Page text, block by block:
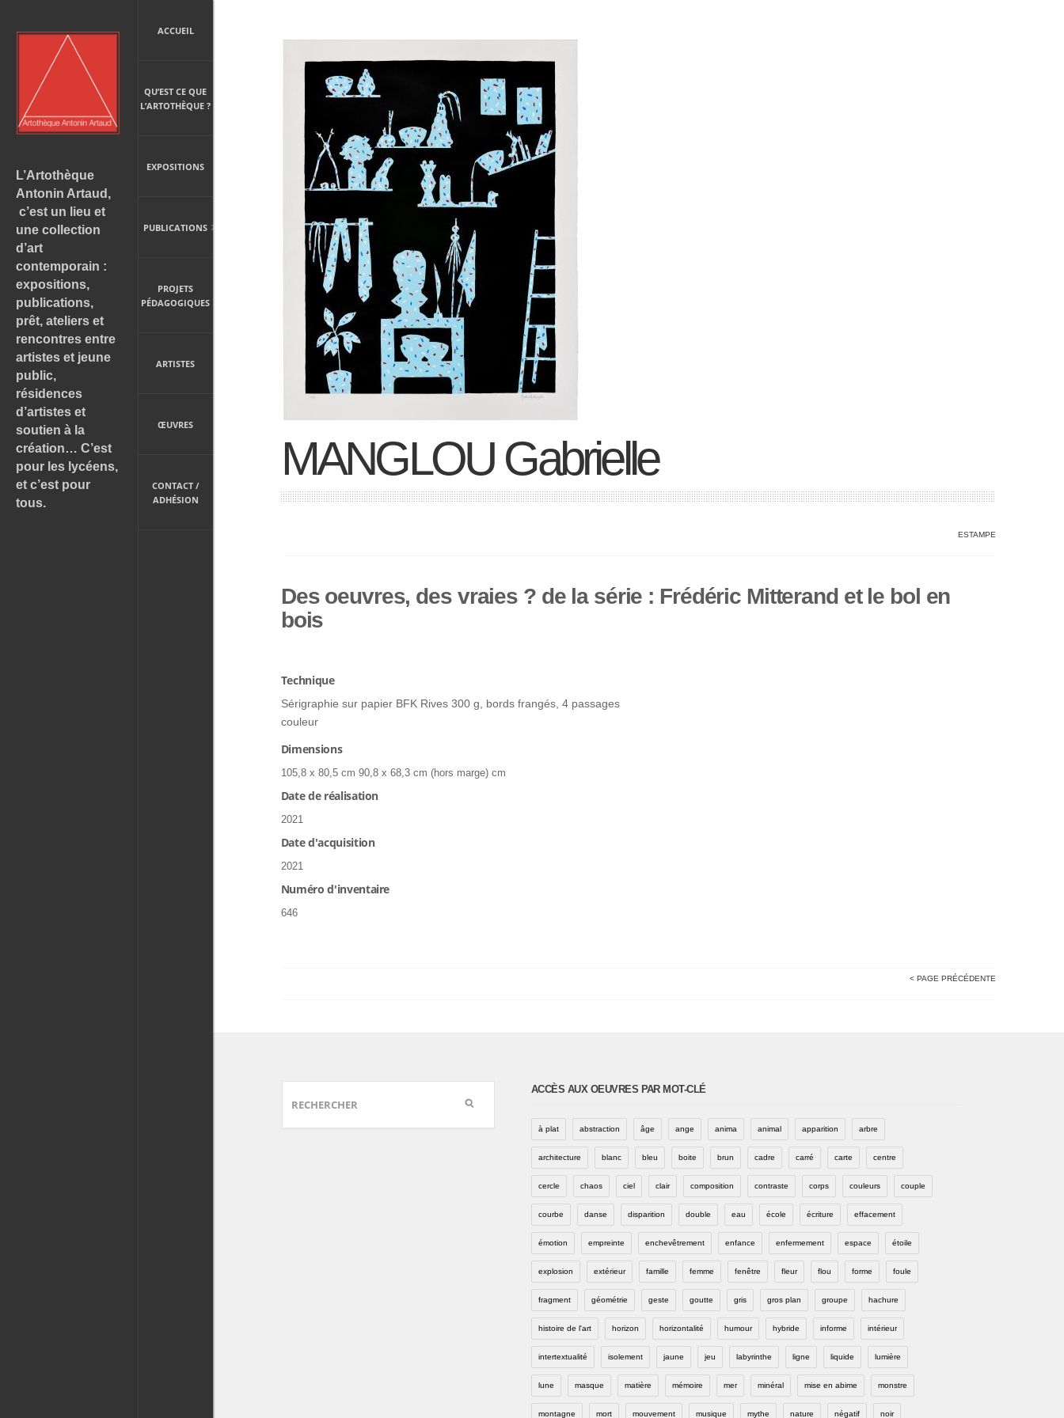
ACCUEIL
QU’EST CE QUE
L’ARTOTHÈQUE ?
EXPOSITIONS
PUBLICATIONS
PROJETS
PÉDAGOGIQUES
ARTISTES
ŒUVRES
CONTACT /
ADHÉSION
L’Artothèque
Antonin Artaud,
c’est un lieu et
une collection
d’art
contemporain :
expositions,
publications,
prêt, ateliers et
rencontres entre
artistes et jeune
public,
résidences
d’artistes et
soutien à la
création… C’est
pour les lycéens,
et c’est pour
tous.
MANGLOU Gabrielle
ESTAMPE
Des oeuvres, des vraies ? de la série : Frédéric Mitterand et le bol en
bois
Technique
Sérigraphie sur papier BFK Rives 300 g, bords frangés, 4 passages
couleur
Dimensions
105,8 x 80,5 cm 90,8 x 68,3 cm (hors marge) cm
Date de réalisation
2021
Date d'acquisition
2021
Numéro d'inventaire
646
< PAGE PRÉCÉDENTE
ACCÈS AUX OEUVRES PAR MOT-CLÉ
à plat abstraction âge ange anima animal apparition arbre
architecture blanc bleu boite brun cadre carré carte centre
cercle chaos ciel clair composition contraste corps couleurs couple
courbe danse disparition double eau école écriture effacement
émotion empreinte enchevêtrement enfance enfermement espace étoile
explosion extérieur famille femme fenêtre fleur flou forme foule
fragment géométrie geste goutte gris gros plan groupe hachure
histoire de l'art horizon horizontalité humour hybride informe intérieur
intertextualité isolement jaune jeu labyrinthe ligne liquide lumière
lune masque matière mémoire mer minéral mise en abime monstre
montagne mort mouvement musique mythe nature négatif noir